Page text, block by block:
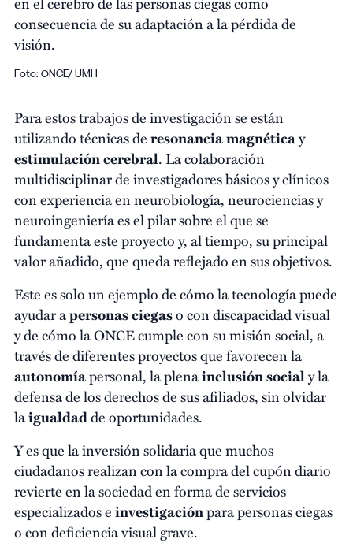
consecuencia de su adaptación a la pérdida de
visión.
Foto: ONCE/ UMH
Para estos trabajos de investigación se están
utilizando técnicas deresonancia magnéticay
estimulación cerebral. La colaboración
multidisciplinar de investigadores básicos y clínicos
con experiencia en neurobiología, neurociencias y
neuroingeniería es el pilar sobre el que se
fundamenta este proyecto y, al tiempo, su principal
valor añadido, que queda reflejado en sus objetivos.
Este es solo un ejemplo de cómo la tecnología puede
ayudar apersonas ciegaso con discapacidad visual
y de cómo la ONCE cumple con su misión social, a
través de diferentes proyectos que favorecen la
autonomíapersonal, la plenainclusión socialy la
defensa de los derechos de sus afiliados, sin olvidar
laigualdadde oportunidades.
Y es que la inversión solidaria que muchos
ciudadanos realizan con la compra del cupón diario
revierte en la sociedad en forma de servicios
especializados einvestigaciónpara personas ciegas
o con deficiencia visual grave.